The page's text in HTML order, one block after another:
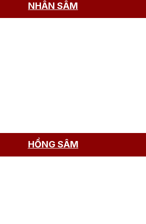
NHÂN SÂM
HỒNG SÂM